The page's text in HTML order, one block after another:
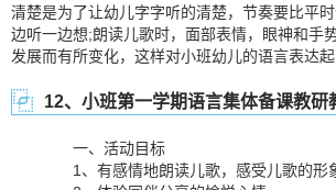
清楚是为了让幼儿字字听的清楚，节奏要比平
边听一边想;朗读儿歌时，面部表情，眼神和手
发展而有所变化，这样对小班幼儿的语言表达起
12、小班第一学期语言集体备课教研
一、活动目标
1、有感情地朗读儿歌，感受儿歌的形